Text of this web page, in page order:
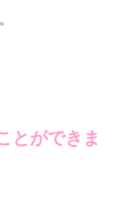
とができま